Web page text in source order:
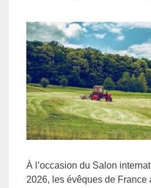
À l’occasion du Salon
2026, les évêques de France